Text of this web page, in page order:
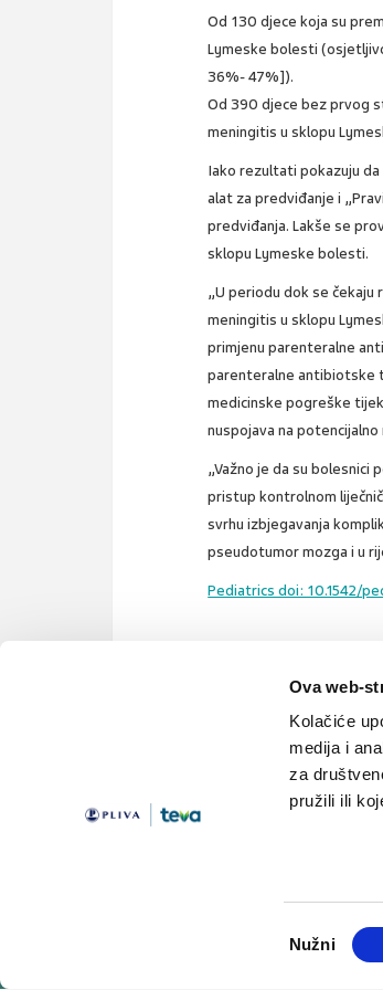
Ova web-
Kolačiće
medija i
za
pružili ili
pristanka
Nužni
Od 130 djece koja su
Lymeske bolesti
36%- 47%]).
Od 390 djece bez prvog
meningitis u sklopu
Iako rezultati pokazuju
alat za predviđanje i
predviđanja. Lakše se
sklopu Lymeske bolesti.
„U periodu dok se
meningitis u sklopu
primjenu parenteralne
parenteralne antibiotske
medicinske pogreške
nuspojava na
„Važno je da su
pristup kontrolnom
svrhu izbjegavanja
pseudotumor mozga i u
Pediatrics doi: 10.1542/
lajmska